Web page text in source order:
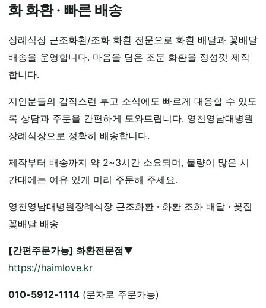
화 화환 · 빠른 배송
장례식장 근조화환/조화 화환 전문으로 화환 배달과 꽃배달
배송을 운영합니다. 마음을 담은 조문 화환을 정성껏 제작
합니다.
지인분들의 갑작스런 부고 소식에도 빠르게 대응할 수 있도
록 상담과 주문을 간편하게 도와드립니다. 영천영남대병원
장례식장으로 정확히 배송합니다.
제작부터 배송까지 약 2~3시간 소요되며, 물량이 많은 시
간대에는 여유 있게 미리 주문해 주세요.
영천영남대병원장례식장 근조화환 · 화환 조화 배달 · 꽃집
꽃배달 배송
[간편주문가능] 화환전문점▼
https://haimlove.kr
010-5912-1114 (문자로 주문가능)